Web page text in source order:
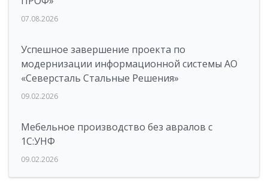
07.08.2026
Успешное завершение проекта по
модернизации информационной системы АО
«Северсталь Стальные Решения»
09.02.2026
Мебельное производство без авралов с
1С:УНФ
09.02.2026